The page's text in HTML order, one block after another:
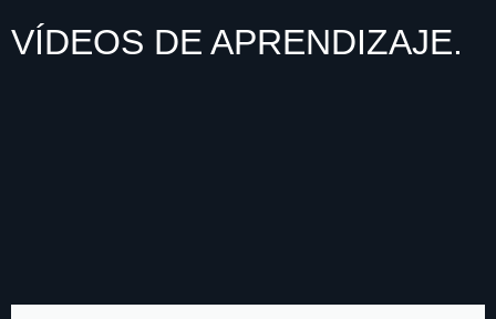
VÍDEOS DE APRENDIZAJE.